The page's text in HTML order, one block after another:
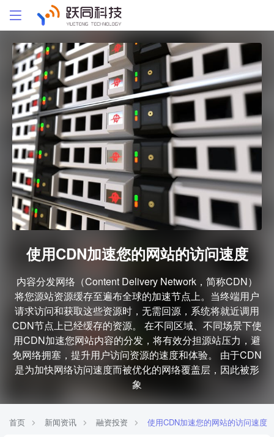
使用CDN加速您的网站的访问速度
内容分发网络（Content Delivery Network，简称CDN）
将您源站资源缓存至遍布全球的加速节点上。当终端用户
请求访问和获取这些资源时，无需回源，系统将就近调用
CDN节点上已经缓存的资源。 在不同区域、不同场景下使
用CDN加速您网站内容的分发，将有效分担源站压力，避
免网络拥塞，提升用户访问资源的速度和体验。 由于CDN
是为加快网络访问速度而被优化的网络覆盖层，因此被形
象
首页 新闻资讯 融资投资 使用CDN加速您的网站的访问速度